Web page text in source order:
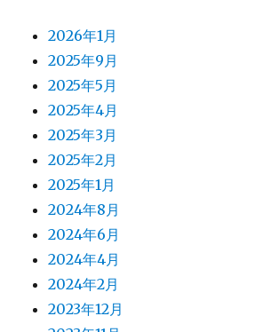
2026年1月
2025年9月
2025年5月
2025年4月
2025年3月
2025年2月
2025年1月
2024年8月
2024年6月
2024年4月
2024年2月
2023年12月